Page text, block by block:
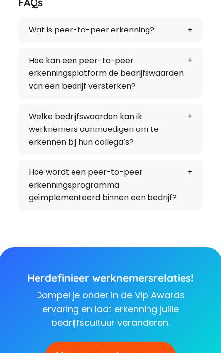
Wat is peer-to-peer erkenning?
Hoe kan een peer-to-peer
erkenningsplatform de bedrijfswaarden
van een bedrijf versterken?
Welke bedrijfswaarden kan ik
werknemers aanmoedigen om te
erkennen bij hun collega’s?
Hoe wordt een peer-to-peer
erkenningsprogramma
geïmplementeerd binnen een bedrijf?
Herdefinieer werknemersrelaties!
Dompel je onder in de Vip Awards
ervaring en laat erkenning jullie
bedrijfscultuur veranderen.